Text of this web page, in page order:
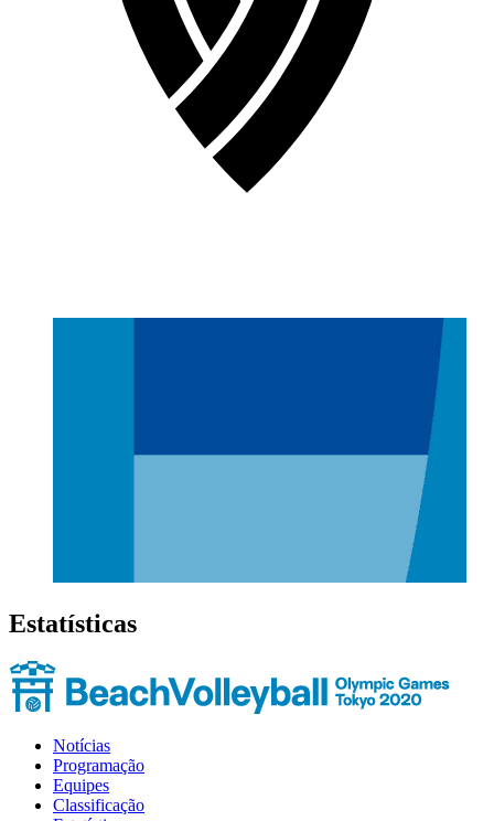
Estatísticas
Notícias
Programação
Equipes
Classificação